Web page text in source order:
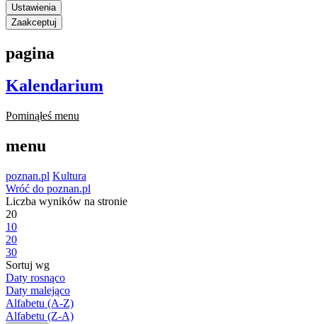
Ustawienia
Zaakceptuj
pagina
Kalendarium
Pominąłeś menu
menu
poznan.pl Kultura
Wróć do poznan.pl
Liczba wyników na stronie
20
10
20
30
Sortuj wg
Daty rosnąco
Daty malejąco
Alfabetu (A-Z)
Alfabetu (Z-A)